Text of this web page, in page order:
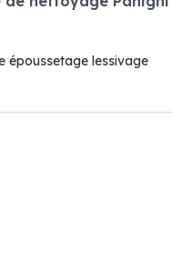
époussetage lessivage